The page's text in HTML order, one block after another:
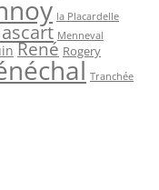
la Placardelle
Menneval
René Rogery
Tranchée